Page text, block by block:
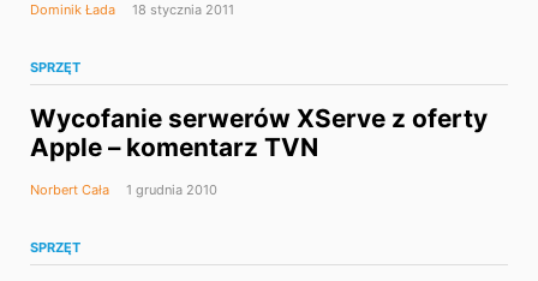
Dominik Łada 18 stycznia 2011
SPRZĘT
Wycofanie serwerów XServe z oferty
Apple – komentarz TVN
Norbert Cała 1 grudnia 2010
SPRZĘT